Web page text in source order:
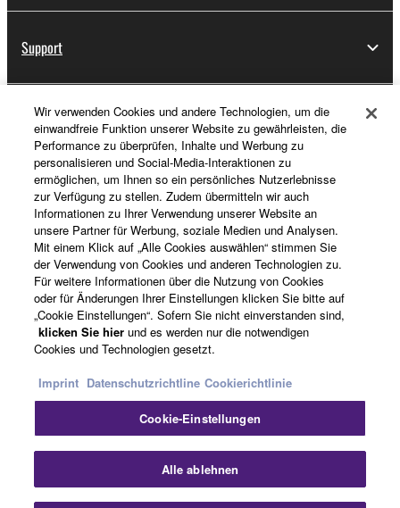
Support
Registrierung von „Yamaha Music ID“
Über Yamaha
Deutschland - German
Business
Nutzungsbedingungen
CookierichtlinieImpressum
Wir verwenden Cookies und andere Technologien, um die
einwandfreie Funktion unserer Website zu gewährleisten, die
Performance zu überprüfen, Inhalte und Werbung zu
personalisieren und Social-Media-Interaktionen zu
ermöglichen, um Ihnen so ein persönliches Nutzerlebnisse
zur Verfügung zu stellen. Zudem übermitteln wir auch
Informationen zu Ihrer Verwendung unserer Website an
unsere Partner für Werbung, soziale Medien und Analysen.
Mit einem Klick auf „Alle Cookies auswählen“ stimmen Sie
der Verwendung von Cookies und anderen Technologien zu.
Für weitere Informationen über die Nutzung von Cookies
oder für Änderungen Ihrer Einstellungen klicken Sie bitte auf
„Cookie Einstellungen“. Sofern Sie nicht einverstanden sind,
klicken Sie hier und es werden nur die notwendigen
Cookies und Technologien gesetzt.
Imprint Datenschutzrichtline Cookierichtlinie
Cookie-Einstellungen
Alle ablehnen